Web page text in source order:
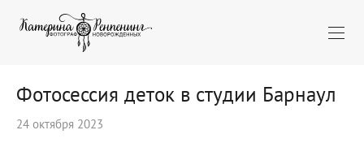
Фотосессия деток в студии Барнаул
24 октября 2023